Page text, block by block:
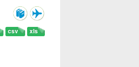
xls
csv